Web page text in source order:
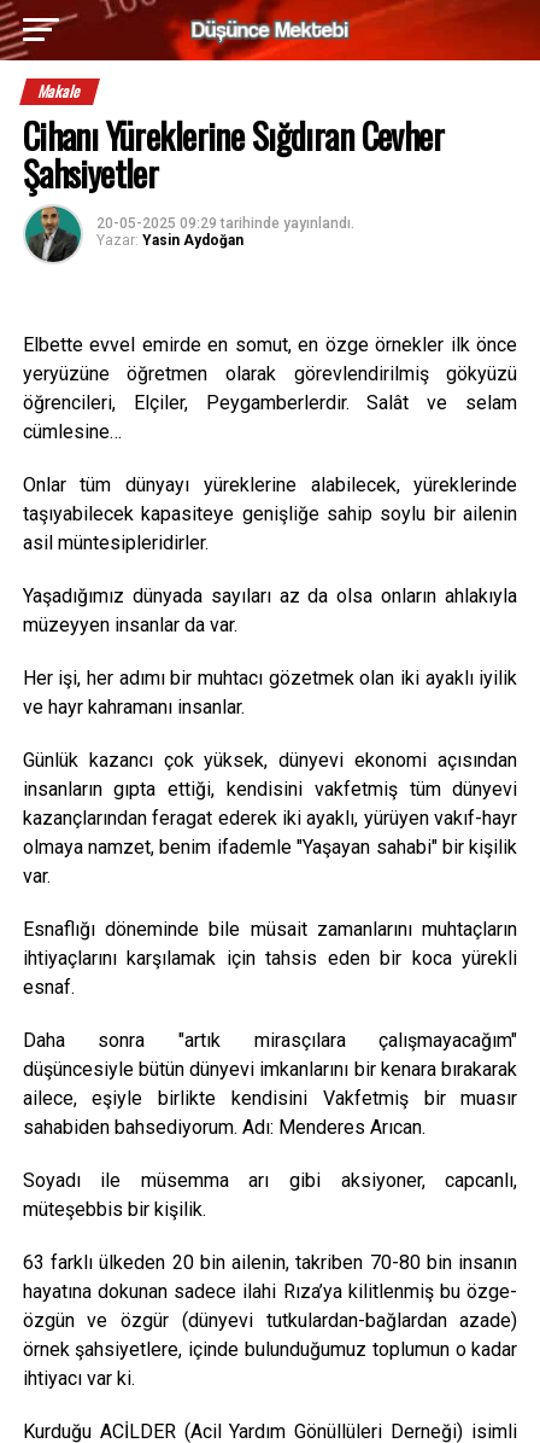
Makale
Cihanı Yüreklerine Sığdıran Cevher
Şahsiyetler
20-05-2025 09:29 tarihinde yayınlandı.
Yazar: Yasin Aydoğan
Elbette evvel emirde en somut, en özge örnekler ilk önce
yeryüzüne öğretmen olarak görevlendirilmiş gökyüzü
öğrencileri, Elçiler, Peygamberlerdir. Salât ve selam
cümlesine…
Onlar tüm dünyayı yüreklerine alabilecek, yüreklerinde
taşıyabilecek kapasiteye genişliğe sahip soylu bir ailenin
asil müntesipleridirler.
Yaşadığımız dünyada sayıları az da olsa onların ahlakıyla
müzeyyen insanlar da var.
Her işi, her adımı bir muhtacı gözetmek olan iki ayaklı iyilik
ve hayr kahramanı insanlar.
Günlük kazancı çok yüksek, dünyevi ekonomi açısından
insanların gıpta ettiği, kendisini vakfetmiş tüm dünyevi
kazançlarından feragat ederek iki ayaklı, yürüyen vakıf-hayr
olmaya namzet, benim ifademle "Yaşayan sahabi" bir kişilik
var.
Esnaflığı döneminde bile müsait zamanlarını muhtaçların
ihtiyaçlarını karşılamak için tahsis eden bir koca yürekli
esnaf.
Daha sonra "artık mirasçılara çalışmayacağım"
düşüncesiyle bütün dünyevi imkanlarını bir kenara bırakarak
ailece, eşiyle birlikte kendisini Vakfetmiş bir muasır
sahabiden bahsediyorum. Adı: Menderes Arıcan.
Soyadı ile müsemma arı gibi aksiyoner, capcanlı,
müteşebbis bir kişilik.
63 farklı ülkeden 20 bin ailenin, takriben 70-80 bin insanın
hayatına dokunan sadece ilahi Rıza’ya kilitlenmiş bu özge-
özgün ve özgür (dünyevi tutkulardan-bağlardan azade)
örnek şahsiyetlere, içinde bulunduğumuz toplumun o kadar
ihtiyacı var ki.
Kurduğu ACİLDER (Acil Yardım Gönüllüleri Derneği) isimli